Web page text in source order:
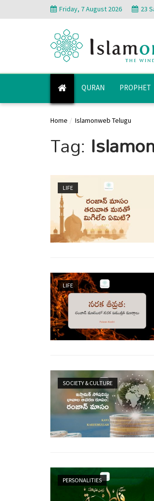
Friday, 7 August 2026 23
QURAN PROPHET
Home Islamonweb Telugu
Tag:
LIFE
LIFE
SOCIETY & CULTURE
PERSONALITIES